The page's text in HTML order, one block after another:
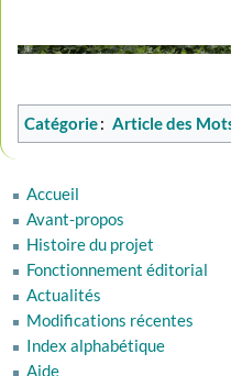
Catégorie: Article des
Accueil
Avant-propos
Histoire du projet
Fonctionnement éditorial
Actualités
Modifications récentes
Index alphabétique
Aide